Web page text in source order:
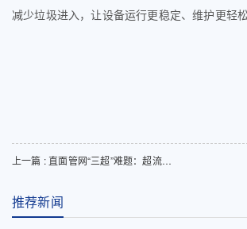
减少垃圾进入，让设备运行更稳定、维护更轻松
上一篇 : 直面管网“三超”难题：超流量、超杂物、超淤泥，菲源全新一代一体化泵站如何见招拆招？
推荐新闻